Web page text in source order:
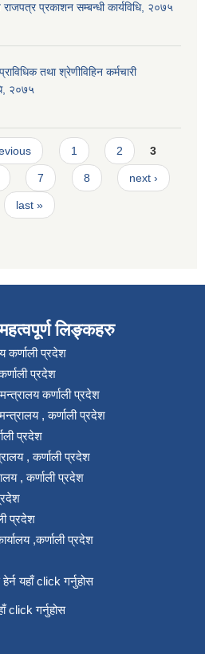
राजपत्र प्रकाशन सम्बन्धी कार्यविधि, २०७५
तथा श्रेणीविहिन कर्मचारी
२०७५
1 2 3
7 8 next ›
last »
लिङ्कहरु
कर्णाली प्रदेश
प्रदेश
कर्णाली प्रदेश
, कर्णाली प्रदेश
प्रदेश
, कर्णाली प्रदेश
, कर्णाली प्रदेश
प्रदेश
,कर्णाली प्रदेश
यहाँ click गर्नुहोस
click गर्नुहोस